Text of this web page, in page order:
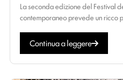
La seconda edizione del Festival
contemporaneo prevede un ricco
Continua a leggere